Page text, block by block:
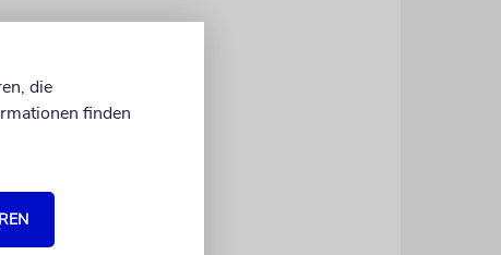
an der
die
die
finden